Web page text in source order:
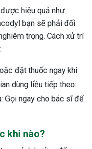
hiệu quả như
bạn sẽ phải đối
trọng. Cách xử trí
đặt thuốc ngay khi
dùng liều tiếp theo:
Gọi ngay cho bác sĩ để
khi nào?